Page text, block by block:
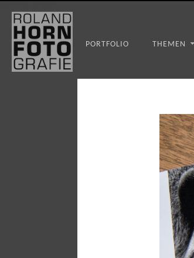
PORTFOLIO THEMEN